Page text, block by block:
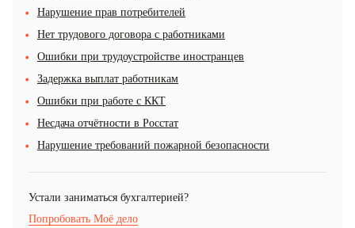
Нарушение прав потребителей
Нет трудового договора с работниками
Ошибки при трудоустройстве иностранцев
Задержка выплат работникам
Ошибки при работе с ККТ
Несдача отчётности в Росстат
Нарушение требований пожарной безопасности
Устали заниматься бухгалтерией?
Попробовать Моё дело